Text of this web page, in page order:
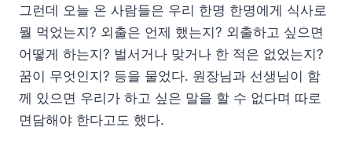
그런데 오늘 온 사람들은 우리 한명 한명에게 식사로
뭘 먹었는지? 외출은 언제 했는지? 외출하고 싶으면
어떻게 하는지? 벌서거나 맞거나 한 적은 없었는지?
꿈이 무엇인지? 등을 물었다. 원장님과 선생님이 함
께 있으면 우리가 하고 싶은 말을 할 수 없다며 따로
면담해야 한다고도 했다.